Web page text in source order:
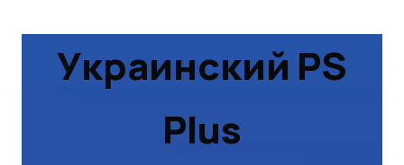
Украинский PS
Plus